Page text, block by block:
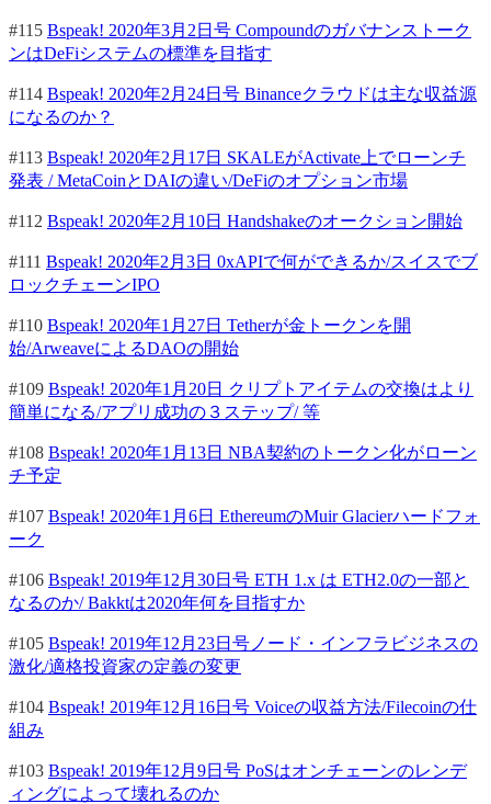
#115 Bspeak! 2020年3月2日号 Compoundのガバナンストーク
ンはDeFiシステムの標準を目指す
#114 Bspeak! 2020年2月24日号 Binanceクラウドは主な収益源
になるのか？
#113 Bspeak! 2020年2月17日 SKALEがActivate上でローンチ
発表 / MetaCoinとDAIの違い/DeFiのオプション市場
#112 Bspeak! 2020年2月10日 Handshakeのオークション開始
#111 Bspeak! 2020年2月3日 0xAPIで何ができるか/スイスでブ
ロックチェーンIPO
#110 Bspeak! 2020年1月27日 Tetherが金トークンを開
始/ArweaveによるDAOの開始
#109 Bspeak! 2020年1月20日 クリプトアイテムの交換はより
簡単になる/アプリ成功の３ステップ/ 等
#108 Bspeak! 2020年1月13日 NBA契約のトークン化がローン
チ予定
#107 Bspeak! 2020年1月6日 EthereumのMuir Glacierハードフォ
ーク
#106 Bspeak! 2019年12月30日号 ETH 1.x は ETH2.0の一部と
なるのか/ Bakktは2020年何を目指すか
#105 Bspeak! 2019年12月23日号ノード・インフラビジネスの
激化/適格投資家の定義の変更
#104 Bspeak! 2019年12月16日号 Voiceの収益方法/Filecoinの仕
組み
#103 Bspeak! 2019年12月9日号 PoSはオンチェーンのレンデ
ィングによって壊れるのか